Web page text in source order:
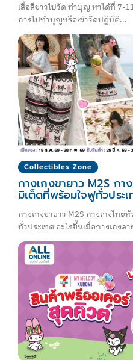
เสื้อสีขาวไปวัด ทำบุญ หาได้ที่ 7-
การไปทำบุญหรือเข้าวัดปฏิบัติ...
Collectibles Zone
กางเกงขายาว M2S กา
มิเต็ดที่พร้อมใจฟูทั่วประเ
กางเกงขายาว M2S กางเกงไท
ทั่วประเทศ อะไรขึ้นเมื่อกางเกง